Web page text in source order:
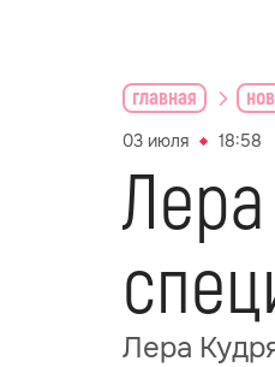
главная
03 июля 18:58
Лера